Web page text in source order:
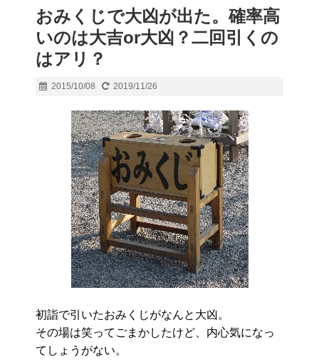
おみくじで大凶が出た。確率高
いのは大吉or大凶？二回引くの
はアリ？
2015/10/08 2019/11/26
初詣で引いたおみくじがなんと大凶。
その場は笑ってごまかしたけど、内心気になっ
てしょうがない。